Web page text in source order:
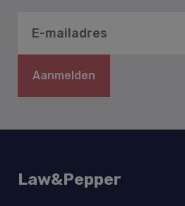
Aanmelden
Law&Pepper